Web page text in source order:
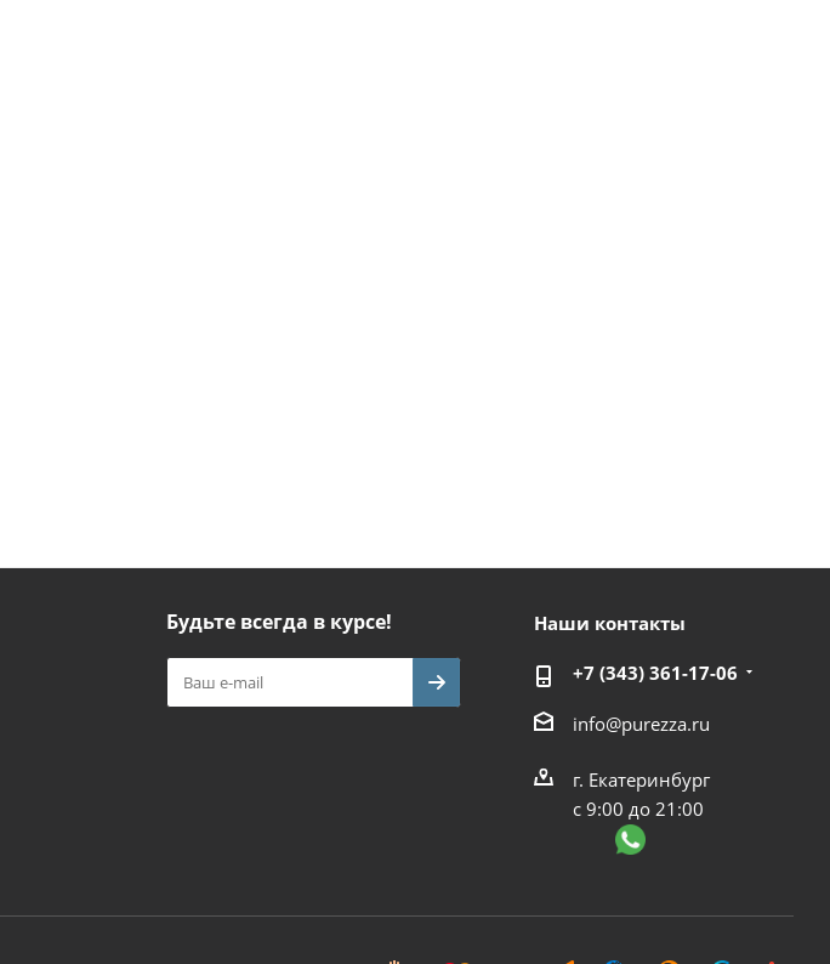
Будьте всегда в курсе! Наши контакты
+7 (343) 361-17-06
info@purezza.ru
г. Екатеринбург
с 9:00 до 21:00